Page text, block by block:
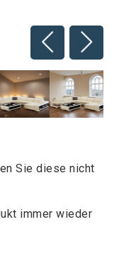
Sie diese nicht
immer wieder